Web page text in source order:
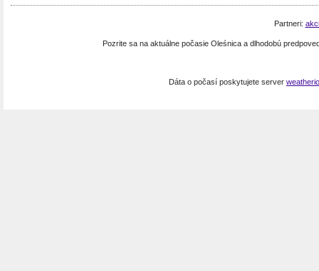
Partneri:
Pozrite sa na aktuálne počasie Oleśnica a dlhodobú
Dáta o počasí poskytujete server